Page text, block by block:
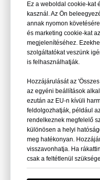
Ez a weboldal cookie-kat
kasznál. Az Ön
annak nyomon
és marketing cookie-kat
megjelenítéséhez.
szolgáltatókat veszünk
is felhasználhatják.
Hozzájárulását az
az egyéni beállítások
ezután az EU-n kívüli
feldolgozhatják, például
rendelkeznek megfelelő
különösen a helyi
meg hatékonyan.
visszavonhatja. Ha
csak a feltétlenül